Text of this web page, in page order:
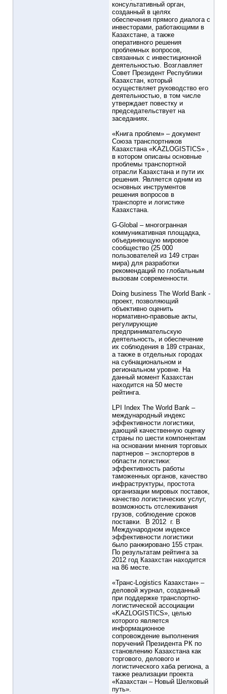
консультативный орган,
созданный в целях
обеспечения прямого диалога с
инвесторами, работающими в
Казахстане, а также
оперативного решения
проблемных вопросов,
связанных с инвестиционной
деятельностью. Возглавляет
Совет Президент Республики
Казахстан, который
осуществляет руководство его
деятельностью, в том числе
утверждает повестку и
председательствует на
заседаниях.
«Книга проблем» – документ
Союза транспортников
Казахстана «KAZLOGISTICS» ,
в котором описаны основные
проблемы транспортной
отрасли Казахстана и пути их
решения. Является одним из
основных инструментов
решения вопросов в
транспорте и логистике
Казахстана.
G-Global – многогранная
коммуникативная площадка,
объединяющую мировое
сообщество (25 000
пользователей из 149 стран
мира) для разработки
рекомендаций по глобальным
вызовам современности.
Doing business The World Bank -
проект, позволяющий
объективно оценить
нормативно-правовые акты,
регулирующие
предпринимательскую
деятельность, и обеспечение
их соблюдения в 189 странах,
а также в отдельных городах
на субнациональном и
региональном уровне. На
данный момент Казахстан
находится на 50 месте
рейтинга.
LPI Index The World Bank –
международный индекс
эффективности логистики,
дающий качественную оценку
страны по шести компонентам
на основании мнения торговых
партнеров – экспортеров в
области логистики:
эффективность работы
таможенных органов, качество
инфраструктуры, простота
организации мировых поставок,
качество логистических услуг,
возможность отслеживания
грузов, соблюдение сроков
поставки. В 2012 г. В
Международном индексе
эффективности логистики
было ранжировано 155 стран.
По результатам рейтинга за
2012 год Казахстан находится
на 86 месте.
«Транс-Logistics Казахстан» –
деловой журнал, созданный
при поддержке транспортно-
логистической ассоциации
«KAZLOGISTICS», целью
которого является
информационное
сопровождение выполнения
поручений Президента РК по
становлению Казахстана как
торгового, делового и
логистического хаба региона, а
также реализации проекта
«Казахстан – Новый Шелковый
путь».